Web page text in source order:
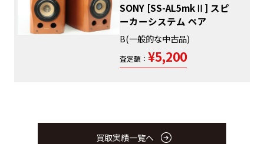
SONY [SS-AL5mkⅡ] スピ
ーカーシステム ペア
B(一般的な中古品)
査定額： ¥5,200
買取実績一覧へ